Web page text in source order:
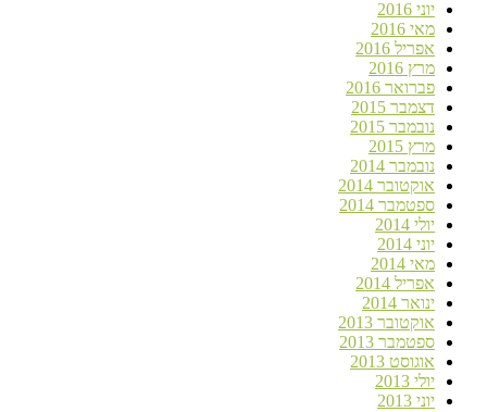
יוני 2016
מאי 2016
אפריל 2016
מרץ 2016
פברואר 2016
דצמבר 2015
נובמבר 2015
מרץ 2015
נובמבר 2014
אוקטובר 2014
ספטמבר 2014
יולי 2014
יוני 2014
מאי 2014
אפריל 2014
ינואר 2014
אוקטובר 2013
ספטמבר 2013
אוגוסט 2013
יולי 2013
יוני 2013